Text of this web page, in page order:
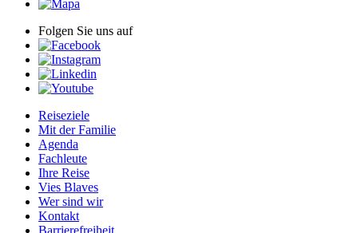
Folgen Sie uns auf
Reiseziele
Mit der Familie
Agenda
Fachleute
Ihre Reise
Vies Blaves
Wer sind wir
Kontakt
Barrierefreiheit